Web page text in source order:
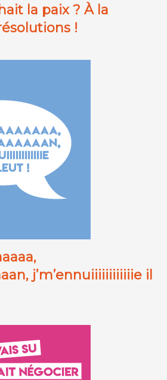
la paix ? À la
!
j’m’ennuiiiiiiiiiiiie il